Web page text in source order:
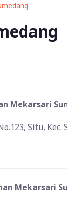
Mekarsari
Situ, Kec.
Mekarsari